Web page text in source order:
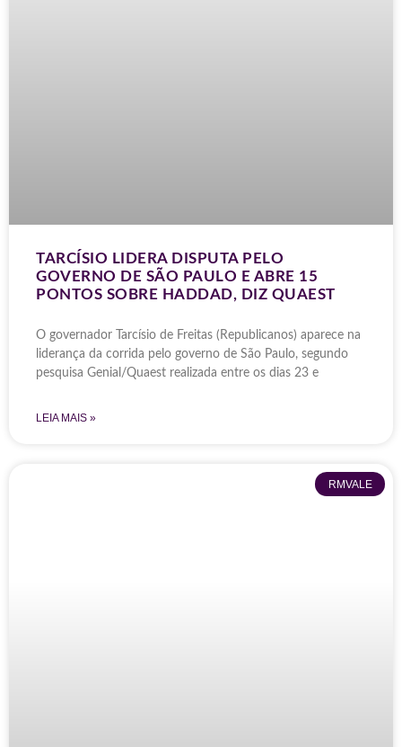
TARCÍSIO LIDERA DISPUTA PELO
GOVERNO DE SÃO PAULO E ABRE 15
PONTOS SOBRE HADDAD, DIZ QUAEST
O governador Tarcísio de Freitas (Republicanos) aparece na
liderança da corrida pelo governo de São Paulo, segundo
pesquisa Genial/Quaest realizada entre os dias 23 e
LEIA MAIS »
RMVALE